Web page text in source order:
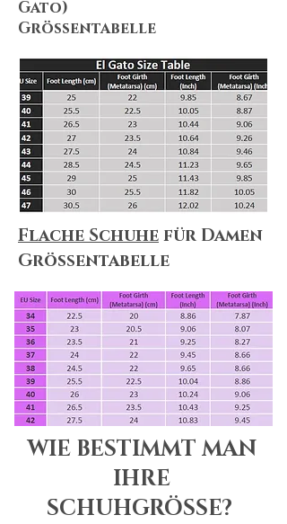
Gato)
Größentabelle
Flache Schuhe für Damen
Größentabelle
WIE BESTIMMT MAN
IHRE
SCHUHGRÖSSE?